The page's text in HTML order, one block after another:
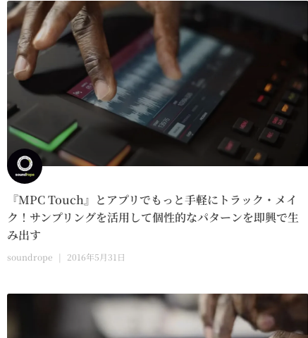
『MPC Touch』とアプリでもっと手軽にトラック・メイ
ク！サンプリングを活用して個性的なパターンを即興で生
み出す
soundrope 2016年5月31日